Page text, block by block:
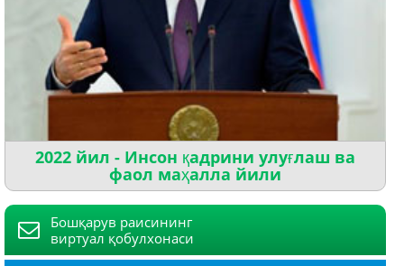
2022 йил - Инсон қадрини улуғлаш ва
фаол маҳалла йили
Бошқарув раисининг
виртуал қобулхонаси